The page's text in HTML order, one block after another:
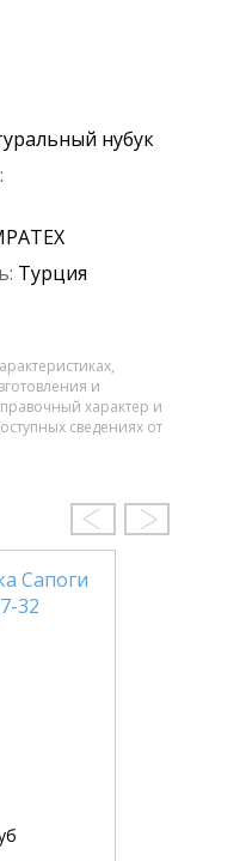
нубук
Турция
и
характер и
сведениях от
Сапоги
32